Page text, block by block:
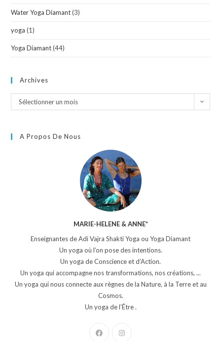
Water Yoga Diamant (3)
yoga (1)
Yoga Diamant (44)
Archives
Sélectionner un mois
A Propos De Nous
MARIE-HELENE & ANNE*
Enseignantes de Adi Vajra Shakti Yoga ou Yoga Diamant
Un yoga où l’on pose des intentions.
Un yoga de Conscience et d’Action.
Un yoga qui accompagne nos transformations, nos créations, ...
Un yoga qui nous connecte aux règnes de la Nature, à la Terre et au
Cosmos.
Un yoga de l’Être .